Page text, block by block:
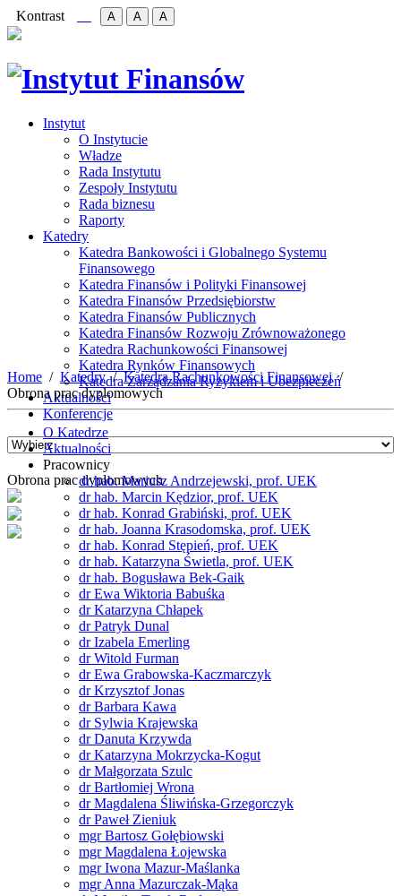
Kontrast A A A
Instytut
O Instytucie
Władze
Rada Instytutu
Zespoły Instytutu
Rada biznesu
Raporty
Katedry
Katedra Bankowości i Globalnego Systemu
Finansowego
Katedra Finansów i Polityki Finansowej
Katedra Finansów Przedsiębiorstw
Katedra Finansów Publicznych
Katedra Finansów Rozwoju Zrównoważonego
Katedra Rachunkowości Finansowej
Katedra Rynków Finansowych
Katedra Zarządzania Ryzykiem i Ubezpieczeń
Aktualności
Konferencje
Obrona prac dyplomowych
Home Katedry
Katedra Rachunkowości Finansowej
Obrona prac dyplomowych
O Katedrze
Aktualności
Pracownicy
dr hab. Mariusz Andrzejewski, prof. UEK
dr hab. Marcin Kędzior, prof. UEK
dr hab. Konrad Grabiński, prof. UEK
dr hab. Joanna Krasodomska, prof. UEK
dr hab. Konrad Stępień, prof. UEK
dr hab. Katarzyna Świetla, prof. UEK
dr hab. Bogusława Bek-Gaik
dr Ewa Wiktoria Babuśka
dr Katarzyna Chłapek
dr Patryk Dunal
dr Izabela Emerling
dr Witold Furman
dr Ewa Grabowska-Kaczmarczyk
dr Krzysztof Jonas
dr Barbara Kawa
dr Sylwia Krajewska
dr Danuta Krzywda
dr Katarzyna Mokrzycka-Kogut
dr Małgorzata Szulc
dr Bartłomiej Wrona
dr Magdalena Śliwińska-Grzegorczyk
dr Paweł Zieniuk
mgr Bartosz Gołębiowski
mgr Magdalena Łojewska
mgr Iwona Mazur-Maślanka
mgr Anna Mazurczak-Mąka